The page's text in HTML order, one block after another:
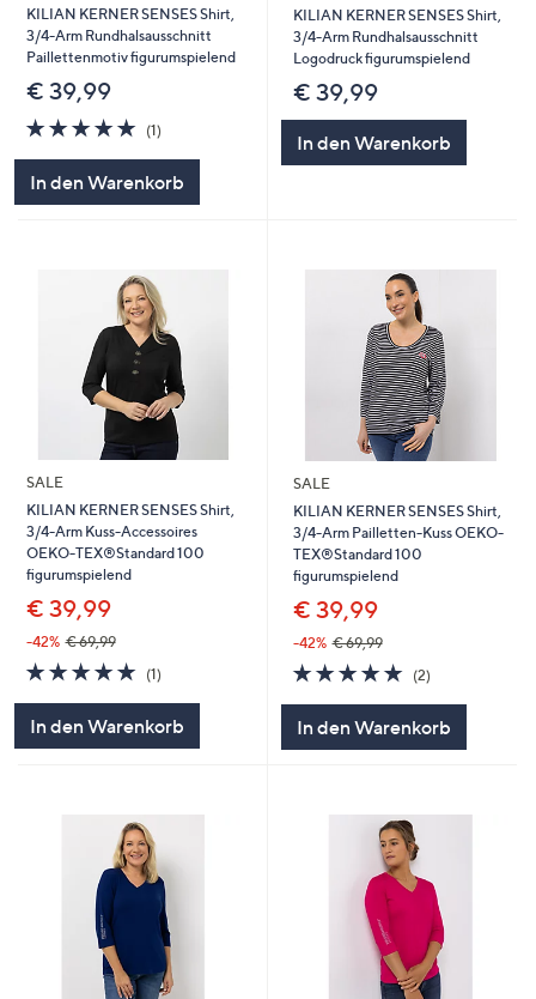
diese
anzuzeigen.
KILIAN KERNER SENSES Shirt,
3/4-Arm Rundhalsausschnitt
Paillettenmotiv figurumspielend
€ 39,99
5.0
von
(1)1
In den Warenkorb
KILIAN KERNER SENSES Shirt,
3/4-Arm Rundhalsausschnitt
Logodruck figurumspielend
€ 39,99
In den Warenkorb
SALE
KILIAN KERNER SENSES Shirt,
3/4-Arm Kuss-Accessoires
OEKO-TEX®Standard 100
figurumspielend
€ 39,99
-42% € 69,99
5.0
von
(1)1
In den Warenkorb
SALE
KILIAN KERNER SENSES Shirt,
3/4-Arm Pailletten-Kuss OEKO-
TEX®Standard 100
figurumspielend
€ 39,99
-42% € 69,99
5.0
von
(2)2
In den Warenkorb